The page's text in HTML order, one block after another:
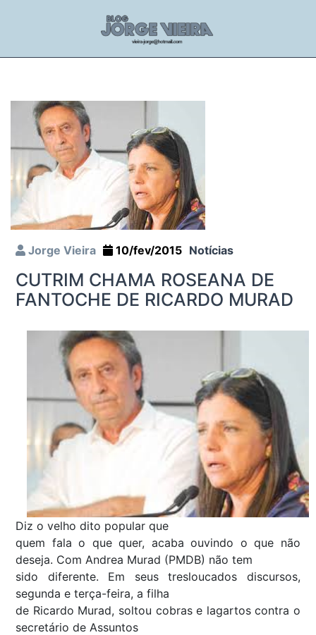
Jorge Vieira 10/fev/2015 Notícias
CUTRIM CHAMA ROSEANA DE
FANTOCHE DE RICARDO MURAD
Diz o velho dito popular que
quem fala o que quer, acaba ouvindo o que não
deseja. Com Andrea Murad (PMDB) não tem
sido diferente. Em seus tresloucados discursos,
segunda e terça-feira, a filha
de Ricardo Murad, soltou cobras e lagartos contra o
secretário de Assuntos